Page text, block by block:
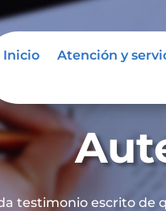
Inicio Atención y
testimonio escrito